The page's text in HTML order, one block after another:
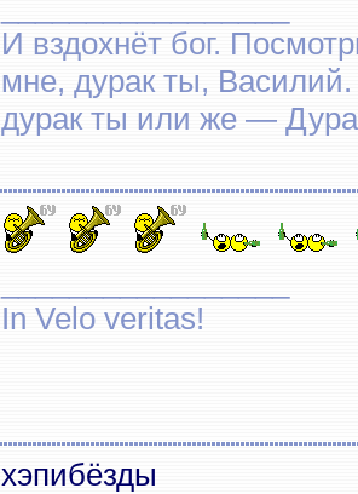
И вздохнёт бог.
мне, дурак ты,
дурак ты или же —
In Velo veritas!
хэпибёзды